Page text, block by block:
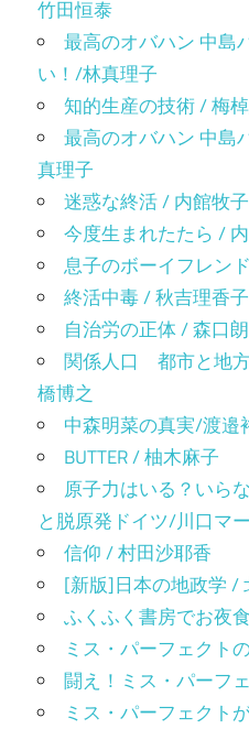
竹田恒泰
最高のオバハン 中島
い！/林真理子
知的生産の技術 / 梅
最高のオバハン 中島
真理子
迷惑な終活 / 内館牧子
今度生まれたたら /
息子のボーイフレン
終活中毒 / 秋吉理香子
自治労の正体 / 森口朗
関係人口 都市と地
橋博之
中森明菜の真実/渡邉
BUTTER / 柚木麻子
原子力はいる？いら
と脱原発ドイツ/川口マ
信仰 / 村田沙耶香
[新版]日本の地政学 /
ふくふく書房でお夜
ミス・パーフェクト
闘え！ミス・パーフ
ミス・パーフェクト